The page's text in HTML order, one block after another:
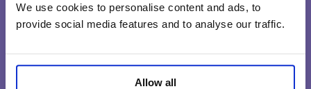
We use cookies to personalise content and ads, to
provide social media features and to analyse our traffic.
Allow all